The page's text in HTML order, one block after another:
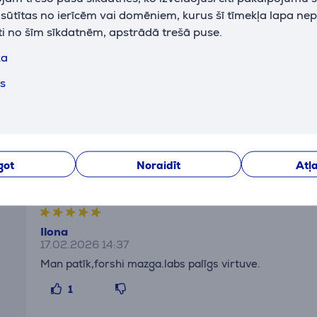
sūtītas no ierīcēm vai domēniem, kurus šī tīmekļa lapa
no šīm sīkdatnēm, apstrādā trešā puse.
Noraidīt
Ilona
17.02.2026 14:37
Man patīk,forshi mazga.labs palīgs virtuve.
1